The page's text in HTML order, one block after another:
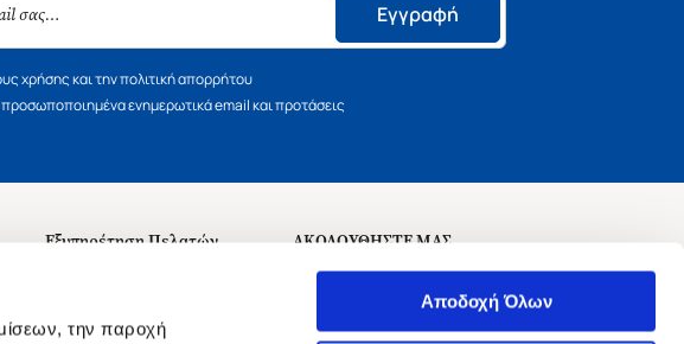
την παροχή
Αποδοχή Όλων
Εγγραφή
χρήσης και την πολιτική απορρήτου
ενημερωτικά email και προτάσεις
Εξυπηρέτηση Πελατών
ΑΚΟΛΟΥΘΗΣΤΕ ΜΑΣ